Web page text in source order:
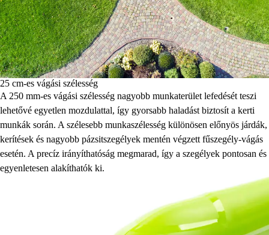
25 cm-es vágási szélesség
A 250 mm-es vágási szélesség nagyobb munkaterület lefedését teszi
lehetővé egyetlen mozdulattal, így gyorsabb haladást biztosít a kerti
munkák során. A szélesebb munkaszélesség különösen előnyös járdák,
kerítések és nagyobb pázsitszegélyek mentén végzett fűszegély-vágás
esetén. A precíz irányíthatóság megmarad, így a szegélyek pontosan és
egyenletesen alakíthatók ki.